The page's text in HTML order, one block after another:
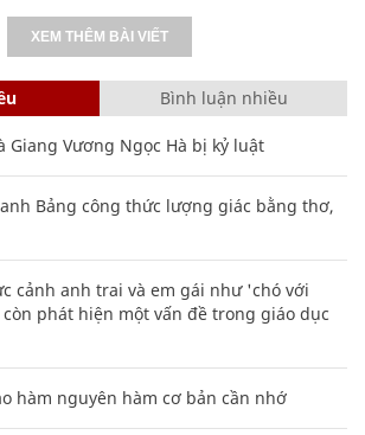
XEM THÊM BÀI VIẾT
Bình luận nhiều
Giang Vương Ngọc Hà bị kỷ luật
Bảng công thức lượng giác bằng thơ,
cảnh anh trai và em gái như 'chó với
phát hiện một vấn đề trong giáo dục
hàm nguyên hàm cơ bản cần nhớ